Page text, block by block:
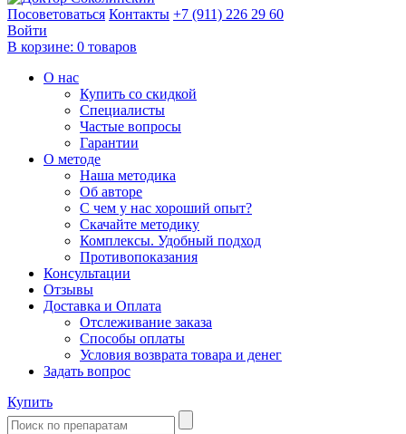
Посоветоваться Контакты +7 (911) 226 29 60
Войти
В корзине: 0 товаров
О нас
Купить со скидкой
Специалисты
Частые вопросы
Гарантии
О методе
Наша методика
Об авторе
С чем у нас хороший опыт?
Скачайте методику
Комплексы. Удобный подход
Противопоказания
Консультации
Отзывы
Доставка и Оплата
Отслеживание заказа
Способы оплаты
Условия возврата товара и денег
Задать вопрос
Купить